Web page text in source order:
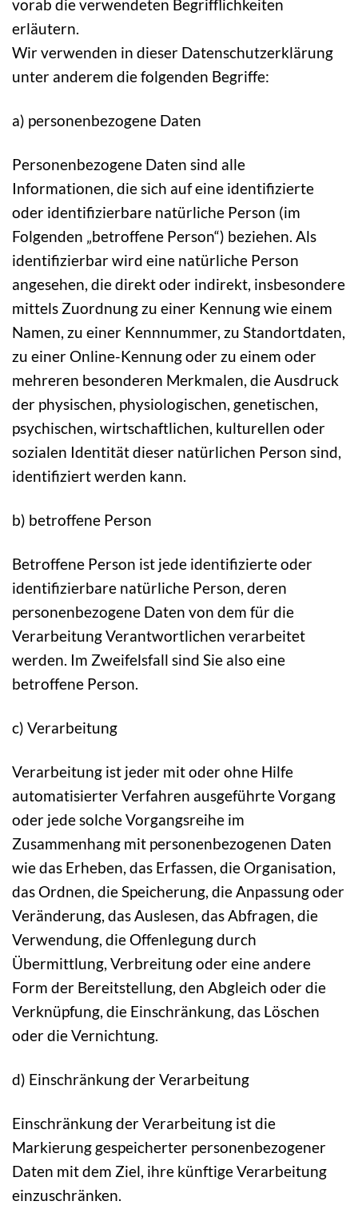
vorab die verwendeten Begrifflichkeiten
erläutern.
Wir verwenden in dieser Datenschutzerklärung
unter anderem die folgenden Begriffe:
a) personenbezogene Daten
Personenbezogene Daten sind alle
Informationen, die sich auf eine identifizierte
oder identifizierbare natürliche Person (im
Folgenden „betroffene Person“) beziehen. Als
identifizierbar wird eine natürliche Person
angesehen, die direkt oder indirekt, insbesondere
mittels Zuordnung zu einer Kennung wie einem
Namen, zu einer Kennnummer, zu Standortdaten,
zu einer Online-Kennung oder zu einem oder
mehreren besonderen Merkmalen, die Ausdruck
der physischen, physiologischen, genetischen,
psychischen, wirtschaftlichen, kulturellen oder
sozialen Identität dieser natürlichen Person sind,
identifiziert werden kann.
b) betroffene Person
Betroffene Person ist jede identifizierte oder
identifizierbare natürliche Person, deren
personenbezogene Daten von dem für die
Verarbeitung Verantwortlichen verarbeitet
werden. Im Zweifelsfall sind Sie also eine
betroffene Person.
c) Verarbeitung
Verarbeitung ist jeder mit oder ohne Hilfe
automatisierter Verfahren ausgeführte Vorgang
oder jede solche Vorgangsreihe im
Zusammenhang mit personenbezogenen Daten
wie das Erheben, das Erfassen, die Organisation,
das Ordnen, die Speicherung, die Anpassung oder
Veränderung, das Auslesen, das Abfragen, die
Verwendung, die Offenlegung durch
Übermittlung, Verbreitung oder eine andere
Form der Bereitstellung, den Abgleich oder die
Verknüpfung, die Einschränkung, das Löschen
oder die Vernichtung.
d) Einschränkung der Verarbeitung
Einschränkung der Verarbeitung ist die
Markierung gespeicherter personenbezogener
Daten mit dem Ziel, ihre künftige Verarbeitung
einzuschränken.